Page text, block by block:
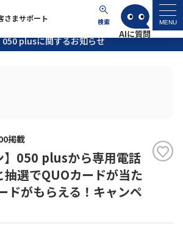
さまサポート 検索 MENU
ポート
マイページ
プ
問
報
plusに関するお知らせ
掲載
】050 plusから専用電話
抽選でQUOカードが当た
ドがもらえる！キャンペ